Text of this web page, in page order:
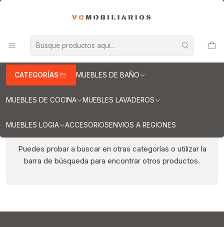
CATEGORÍAS MUEBLES DE BAÑO
MUEBLES DE COCINA MUEBLES LAVADEROS
MUEBLES LOGIA ACCESORIOSENVIOS A REGIONES
Mueble para encimera de 180 cm
Mueble para encimera de 180 cm
Puedes probar a buscar en otras categorías o utilizar la
barra de búsqueda para encontrar otros productos.